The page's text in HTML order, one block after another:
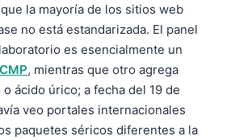
la mayoría de los sitios web
no está estandarizada. El panel
es esencialmente un
, mientras que otro agrega
ácido úrico; a fecha del 19 de
veo portales internacionales
paquetes séricos diferentes a la